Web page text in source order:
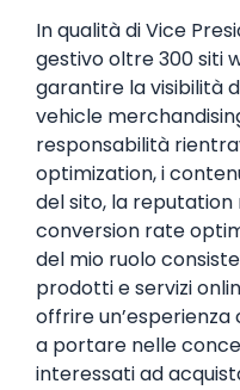
In qualità di Vice
gestivo oltre 300 siti
garantire la visibilità
vehicle
responsabilità
optimization, i
del sito, la
conversion rate
del mio ruolo
prodotti e servizi
offrire
a portare nelle
interessati ad